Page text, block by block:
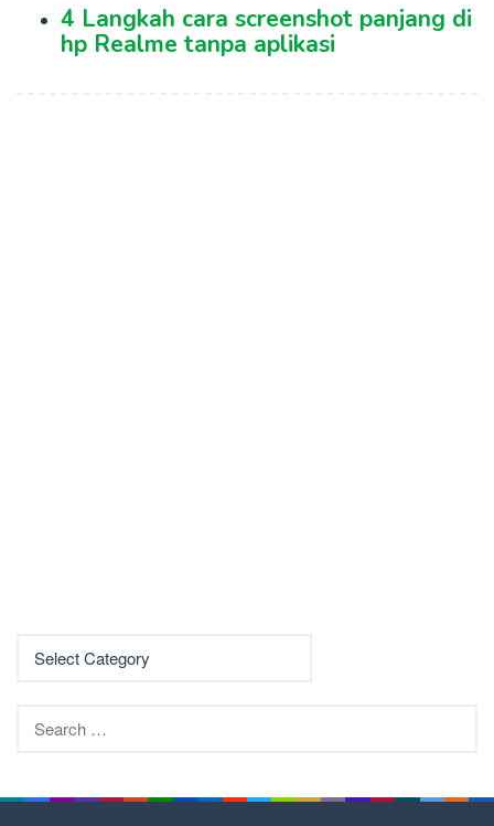
4 Langkah cara screenshot panjang di
hp Realme tanpa aplikasi
for: